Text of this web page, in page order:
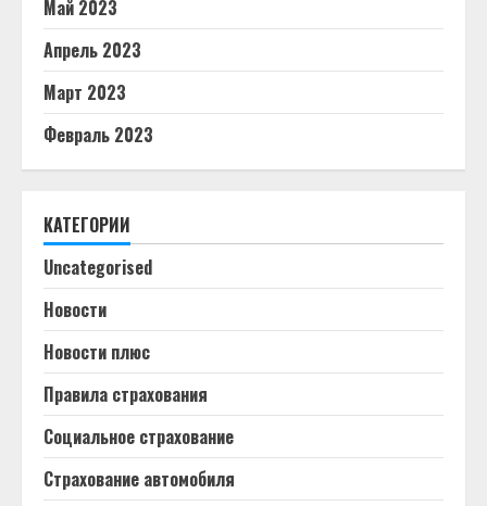
Май 2023
Апрель 2023
Март 2023
Февраль 2023
КАТЕГОРИИ
Uncategorised
Новости
Новости плюс
Правила страхования
Социальное страхование
Страхование автомобиля